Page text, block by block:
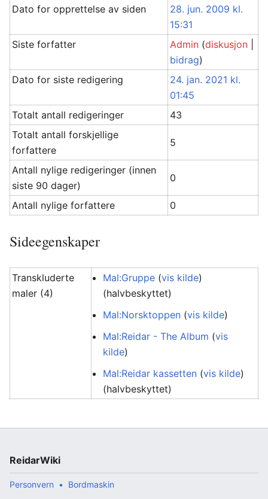
Dato for opprettelse av siden
28. jun. 2009 kl.
15:31
Siste forfatter
Admin (diskusjon
bidrag)
Dato for siste redigering
24. jan. 2021 kl.
01:45
Totalt antall redigeringer
43
Totalt antall forskjellige
forfattere
5
Antall nylige redigeringer (innen
siste 90 dager)
0
Antall nylige forfattere 0
Sideegenskaper
Transkluderte
maler (4)
Mal:Gruppe (vis kilde)
(halvbeskyttet)
Mal:Norsktoppen (vis kilde)
Mal:Reidar - The Album (vis
kilde)
Mal:Reidar kassetten (vis kilde)
(halvbeskyttet)
ReidarWiki
Personvern Bordmaskin